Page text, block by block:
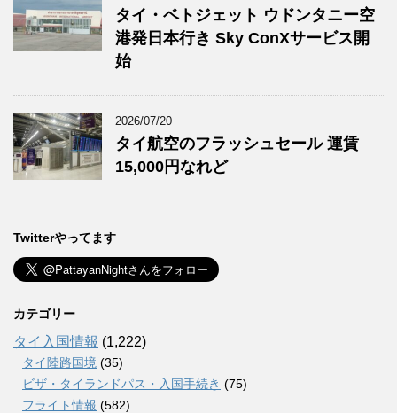
タイ・ベトジェット ウドンタニー空
港発日本行き Sky ConXサービス開
始
2026/07/20
タイ航空のフラッシュセール 運賃
15,000円なれど
Twitterやってます
カテゴリー
タイ入国情報 (1,222)
タイ陸路国境 (35)
ビザ・タイランドパス・入国手続き (75)
フライト情報 (582)